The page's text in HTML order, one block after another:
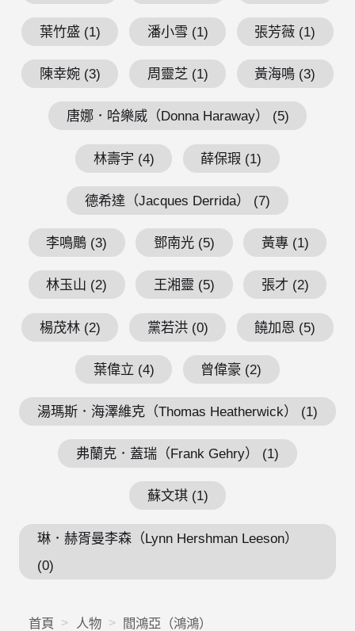
葉竹盛 (1) 潘小雪 (1) 張芳薇 (1)
陳幸婉 (3) 周靈芝 (1) 黃海鳴 (3)
唐娜．哈樂威（Donna Haraway） (5)
林壽宇 (4) 薛保瑕 (1)
德希達（Jacques Derrida） (7)
李鳴鵰 (3) 鄧南光 (5) 黃專 (1)
林玉山 (2) 王湘靈 (5) 張才 (2)
楊茂林 (2) 黨若洪 (0) 饒加恩 (5)
葉偉立 (4) 曾偉豪 (2)
湯瑪斯．海澤維克（Thomas Heatherwick） (1)
弗蘭克．蓋瑞（Frank Gehry） (1)
蘇文琪 (1)
琳．赫胥曼李森（Lynn Hershman Leeson）
(0)
首頁 人物 閻鴻亞（鴻鴻）